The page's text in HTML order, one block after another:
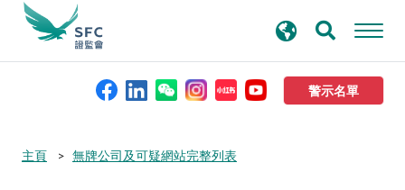
警示名單
本會簡介
尋
主頁 無牌公司及可疑網站完整列表